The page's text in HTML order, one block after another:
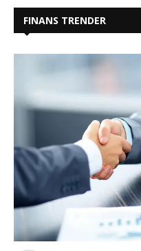
FINANS TRENDER